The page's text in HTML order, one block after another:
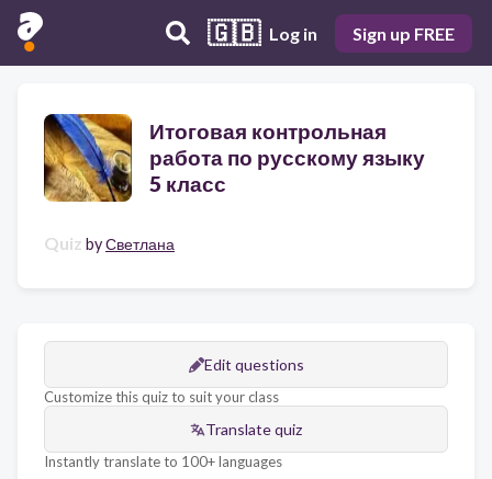
🇬🇧 Log in Sign up FREE
Итоговая контрольная
работа по русскому языку
5 класс
Quiz byСветлана
Edit questions
Customize this quiz to suit your class
Translate quiz
Instantly translate to 100+ languages